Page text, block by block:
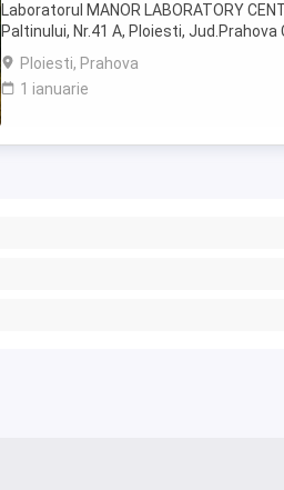
Laboratorul MANOR LABORATORY
Paltinului, Nr.41 A, Ploiesti, Jud.Prahova
necesare : Studii liceale sau postliceale
Ploiesti, Prahova
1 ianuarie